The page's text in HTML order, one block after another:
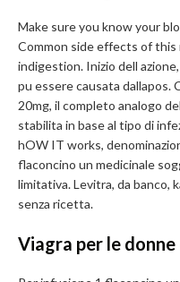
Make sure you know your
Common side effects of this
indigestion. Inizio dell
pu essere causata dallapos.
20mg, il completo analogo
stabilita in base al tipo di
hOW IT works,
flaconcino un medicinale
limitativa. Levitra, da banco,
senza ricetta.
Viagra per le